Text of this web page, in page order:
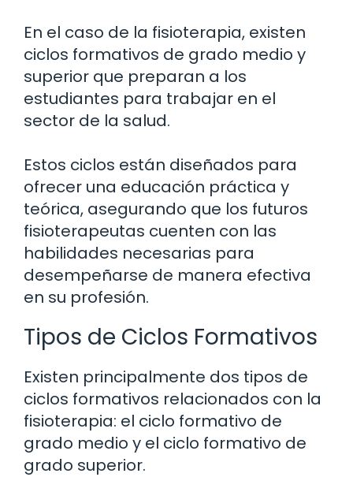
En el caso de la fisioterapia, existen
ciclos formativos de grado medio y
superior que preparan a los
estudiantes para trabajar en el
sector de la salud.
Estos ciclos están diseñados para
ofrecer una educación práctica y
teórica, asegurando que los futuros
fisioterapeutas cuenten con las
habilidades necesarias para
desempeñarse de manera efectiva
en su profesión.
Tipos de Ciclos Formativos
Existen principalmente dos tipos de
ciclos formativos relacionados con la
fisioterapia: el ciclo formativo de
grado medio y el ciclo formativo de
grado superior.